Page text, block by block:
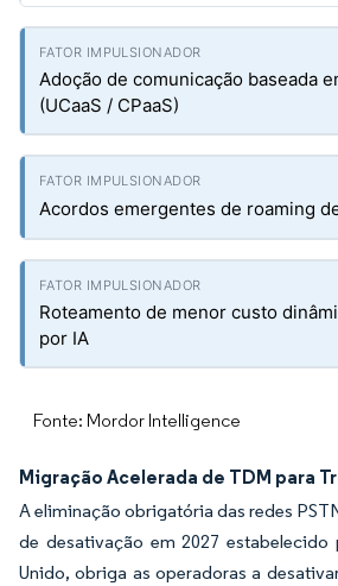
Adoção de comunicação baseada
(UCaaS / CPaaS)
Acordos emergentes de roaming
Roteamento de menor custo
por IA
Fonte: Mordor Intelligence
Migração Acelerada de TDM para
A eliminação obrigatória das redes
de desativação em 2027
Unido, obriga as operadoras a